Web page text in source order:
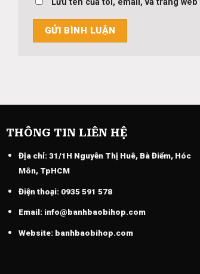
THÔNG TIN LIÊN HỆ
Địa chỉ:31/1H Nguyễn Thị Huê, Bà Điểm, Hóc
Môn, TpHCM
Điện thoại:0935 591 578
Email:info@banhbaobihop.com
Website:banhbaobihop.com